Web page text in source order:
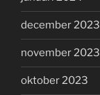
december 2023
november 2023
oktober 2023